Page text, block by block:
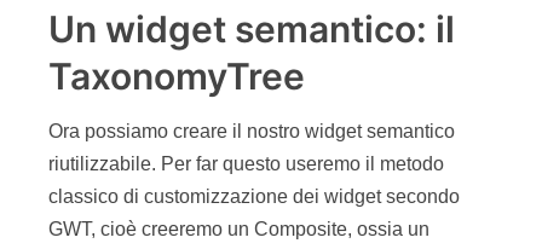
Un widget semantico: il
TaxonomyTree
Ora possiamo creare il nostro widget semantico
riutilizzabile. Per far questo useremo il metodo
classico di customizzazione dei widget secondo
GWT, cioè creeremo un Composite, ossia un